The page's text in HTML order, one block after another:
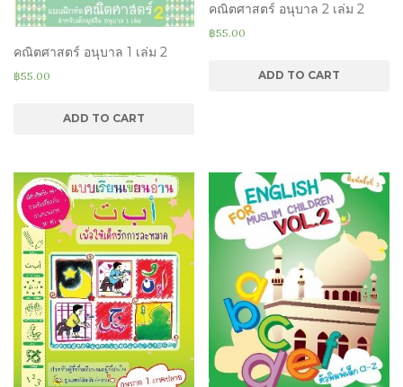
คณิตศาสตร์ อนุบาล 1 เล่ม 2
฿55.00
ADD TO CART
คณิตศาสตร์ อนุบาล 2 เล่ม 2
฿55.00
ADD TO CART